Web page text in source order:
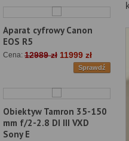
Aparat cyfrowy Canon
EOS R5
Cena: 12989 zł 11999 zł
Sprawdź
Obiektyw Tamron 35-150
mm f/2-2.8 DI III VXD
Sony E